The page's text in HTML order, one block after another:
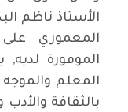
الأستاذ ناظم
المعموري
المعلم والموجه
بالثقافة